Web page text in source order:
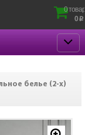
0
0 p
белье (2-х)